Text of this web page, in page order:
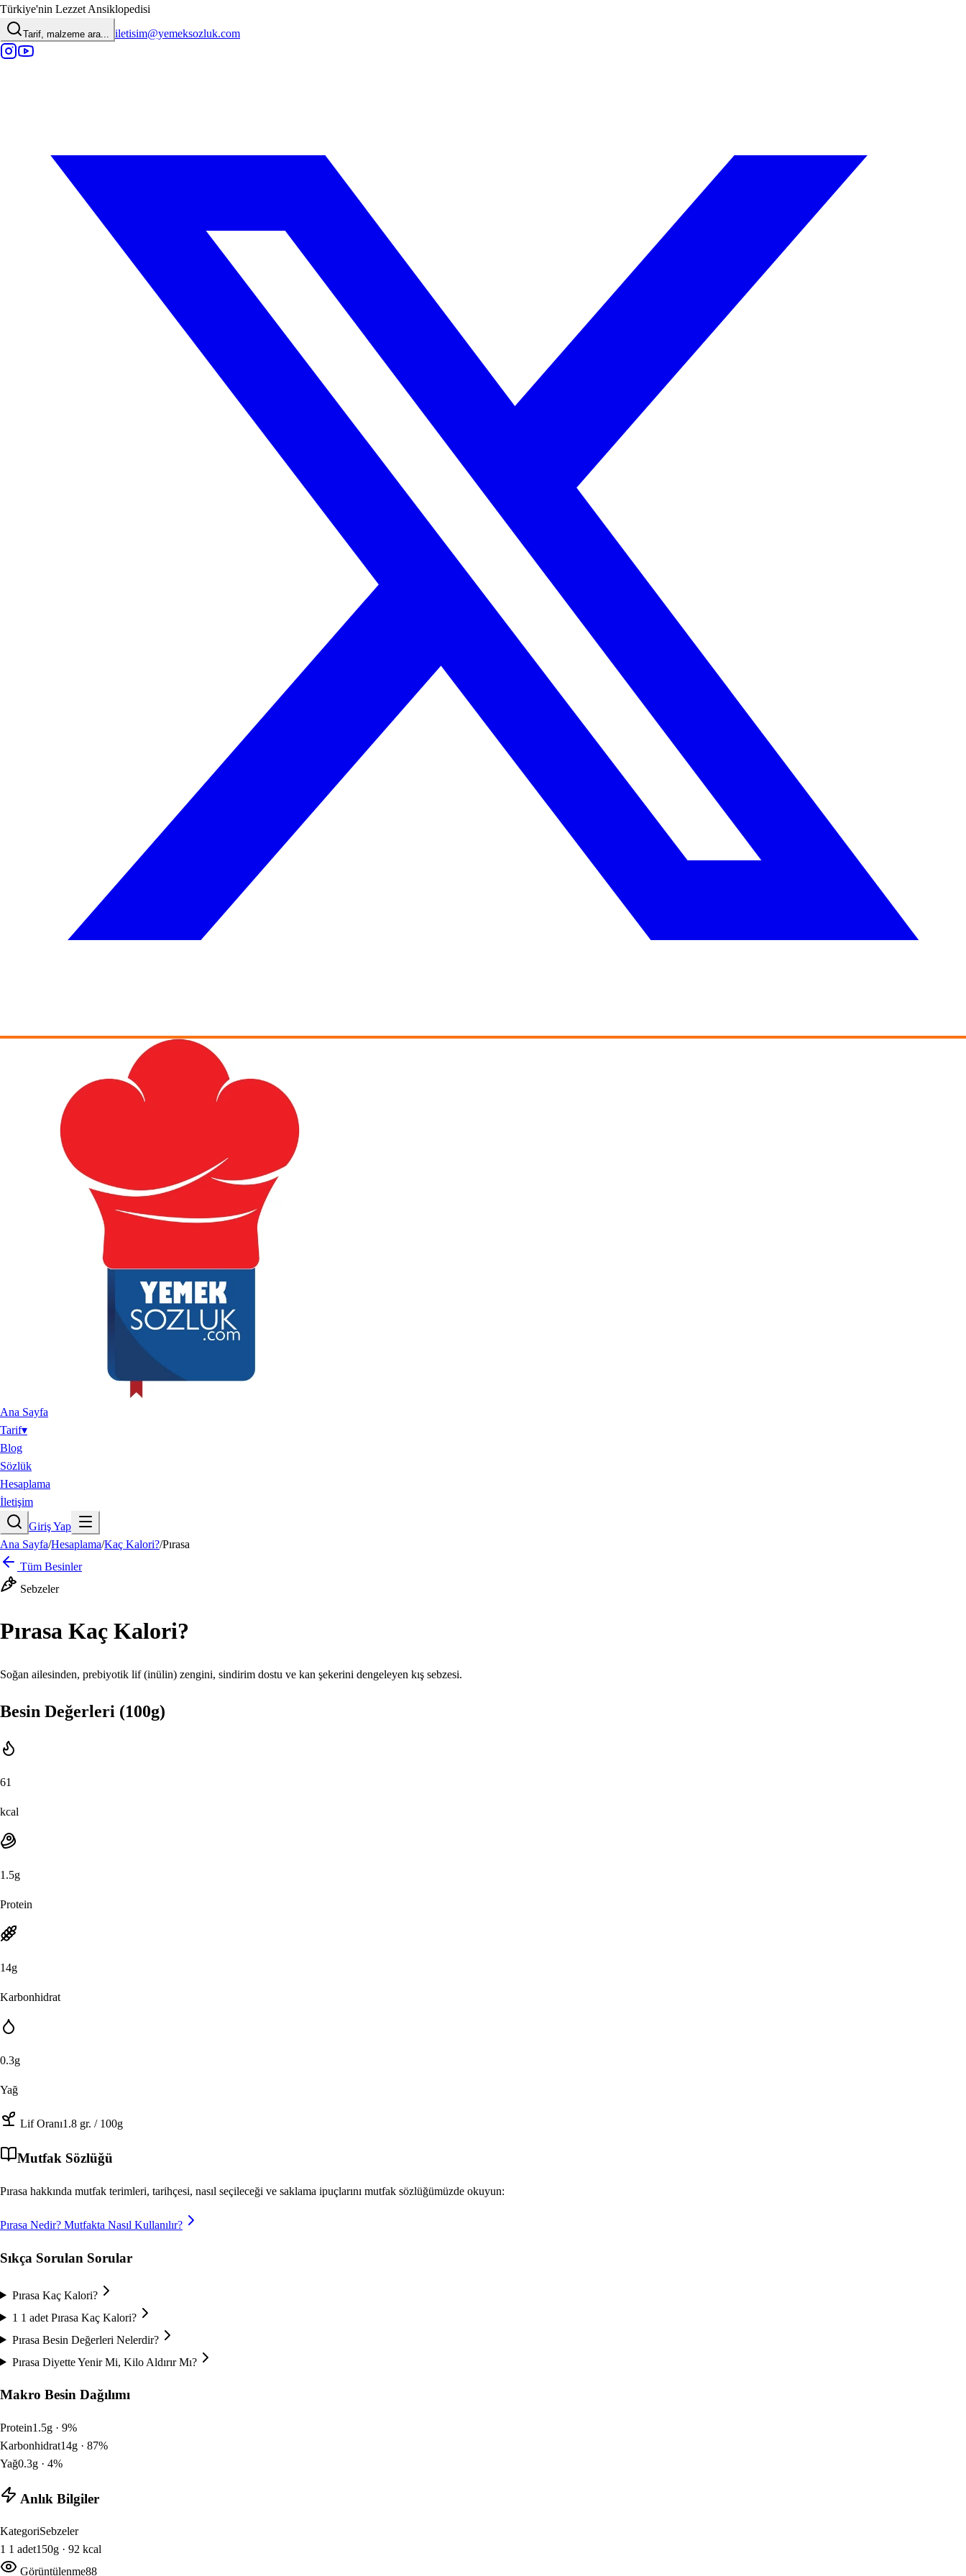
Türkiye'nin Lezzet Ansiklopedisi
Tarif, malzeme ara... iletisim@yemeksozluk.com
Ana Sayfa
Tarif▾
Blog
Sözlük
Hesaplama
İletişim
Giriş Yap
Ana Sayfa/Hesaplama/Kaç Kalori?/Pırasa
Tüm Besinler
Sebzeler
Pırasa Kaç Kalori?
Soğan ailesinden, prebiyotik lif (inülin) zengini, sindirim dostu ve kan şekerini dengeleyen kış sebzesi.
Besin Değerleri (100g)
61
kcal
1.5g
Protein
14g
Karbonhidrat
0.3g
Yağ
Lif Oranı1.8 gr. / 100g
Mutfak Sözlüğü
Pırasa hakkında mutfak terimleri, tarihçesi, nasıl seçileceği ve saklama ipuçlarını mutfak sözlüğümüzde okuyun:
Pırasa Nedir? Mutfakta Nasıl Kullanılır?
Sıkça Sorulan Sorular
Pırasa Kaç Kalori?
1 1 adet Pırasa Kaç Kalori?
Pırasa Besin Değerleri Nelerdir?
Pırasa Diyette Yenir Mi, Kilo Aldırır Mı?
Makro Besin Dağılımı
Protein1.5g · 9%
Karbonhidrat14g · 87%
Yağ0.3g · 4%
Anlık Bilgiler
KategoriSebzeler
1 1 adet150g · 92 kcal
Görüntülenme88